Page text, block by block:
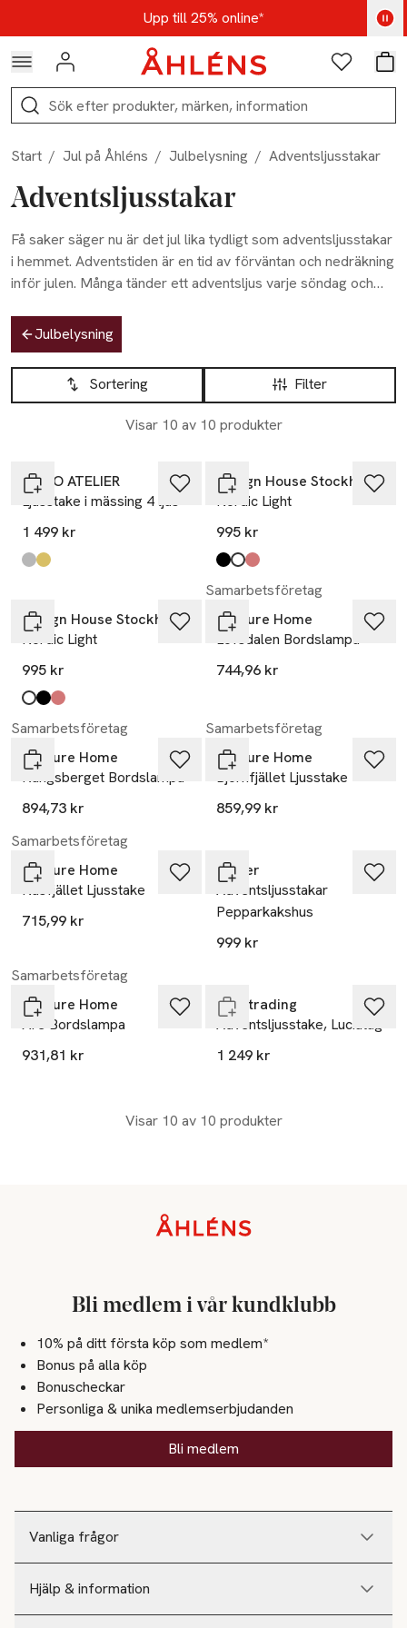
Hoppa till navigationsmenynUpp till 25% online*
Kod: AUG25 - Shoppa nu
Logga in Favoriter
Sök
Start / Jul på Åhléns / Julbelysning / Adventsljusstakar
Adventsljusstakar
Få saker säger nu är det jul lika tydligt som adventsljusstakar
i hemmet. Adventstiden är en tid av förväntan och nedräkning
inför julen. Många tänder ett adventsljus varje söndag och
väljer att ha adventsljusstakar ståendes i fönstret månaden
ut. Oavsett vad så bidrar adventsljus till stillhet under juletid.
Hos Åhléns hittar du dem perfekta adventsljusstakarna för
ditt hem i jul.
Hoppa till produktsidan
Julbelysning
Hoppa till produktsidan
Filter
Sortering
Visar 10 av 10 produkter
Lista över produkter
MANO ATELIER
Ljusstake i mässing 4 ljus
1 499 kr
Produkten finns i färgerna:
Silver
Gold
Design House Stockholm
Nordic Light
995 kr
Produkten finns i färgerna:
Black,
White,
Red,
Design House Stockholm
Nordic Light
995 kr
Produkten finns i färgerna:
White,
Black,
Red,
Samarbetsföretag
Venture Home
Lofsdalen Bordslampa
744,96 kr
Samarbetsföretag
Venture Home
Kungsberget Bordslampa
894,73 kr
Samarbetsföretag
Venture Home
Björnfjället Ljusstake
859,99 kr
Samarbetsföretag
Venture Home
Näsfjället Ljusstake
715,99 kr
Kähler
Adventsljusstakar
Pepparkakshus
999 kr
Samarbetsföretag
Venture Home
Åre Bordslampa
931,81 kr
Star trading
Adventsljusstake, Luciatåg
1 249 kr
Visar 10 av 10 produkter
Vanliga frågor
Hjälp & information
Bli medlem i vår kundklubb
10% på ditt första köp som medlem*
Bonus på alla köp
Bonuscheckar
Personliga & unika medlemserbjudanden
Bli medlem